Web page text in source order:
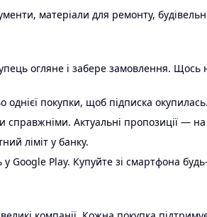
матеріали для ремонту,
огляне і забере замовлення.
покупки, щоб підписка окупилась.
Актуальні пропозиції — на
ліміт у банку.
Google Play. Купуйте зі смартфона